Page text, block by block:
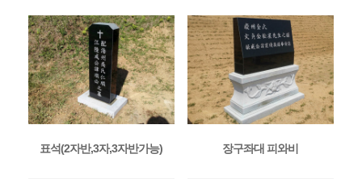
표석(2자반,3자,3자반가능) 장구좌대 피와비